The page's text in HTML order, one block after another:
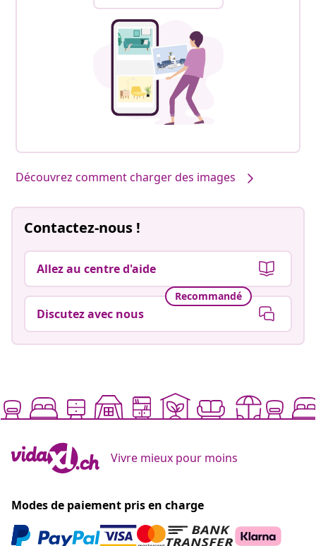
Découvrez comment charger des images
Contactez-nous !
Allez au centre d'aide
Recommandé
Discutez avec nous
Vivre mieux pour moins
Modes de paiement pris en charge